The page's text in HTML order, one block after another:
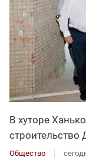
В хуторе
строительство
Общество